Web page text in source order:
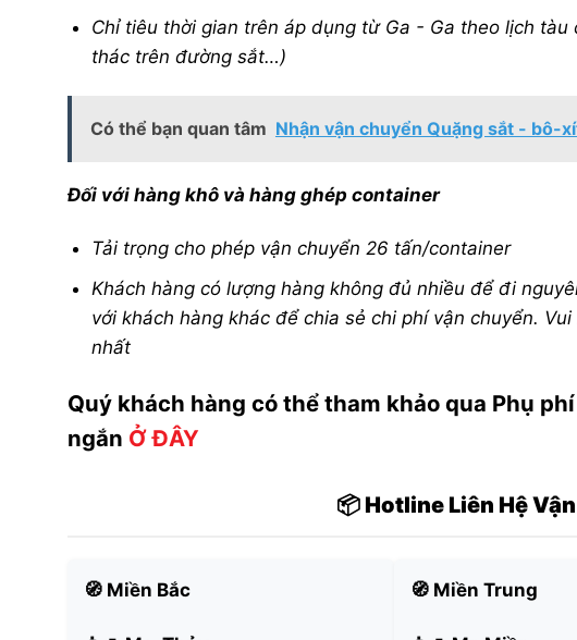
Chỉ tiêu thời gian trên áp dụng từ Ga - Ga theo lịch
thác trên đường sắt…)
Có thể bạn quan tâm Nhận vận chuyển Quặng sắt - bô-
Đối với hàng khô và hàng ghép container
Tải trọng cho phép vận chuyển 26 tấn/container
Khách hàng có lượng hàng không đủ nhiều để đi
với khách hàng khác để chia sẻ chi phí vận chuyển.
nhất
Quý khách hàng có thể tham khảo qua Phụ
ngắn Ở ĐÂY
📦 Hotline Liên Hệ
🧭 Miền Bắc 🧭 Miền Trung